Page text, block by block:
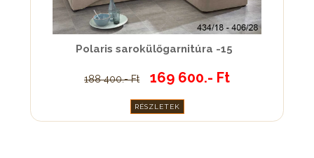
Polaris sarokülőgarnitúra -15
188 400.- Ft 169 600.- Ft
RÉSZLETEK